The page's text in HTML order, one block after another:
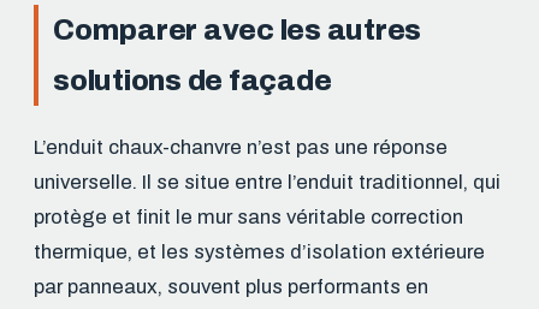
Comparer avec les autres
solutions de façade
L’enduit chaux-chanvre n’est pas une réponse
universelle. Il se situe entre l’enduit traditionnel, qui
protège et finit le mur sans véritable correction
thermique, et les systèmes d’isolation extérieure
par panneaux, souvent plus performants en